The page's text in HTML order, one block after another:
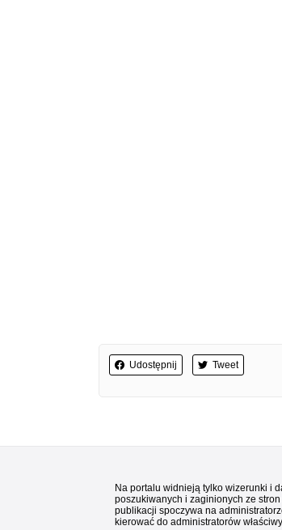
Udostępnij Tweet
Na portalu widnieją tylko wizerunki i
poszukiwanych i zaginionych ze
publikacji spoczywa na
kierować do administratorów